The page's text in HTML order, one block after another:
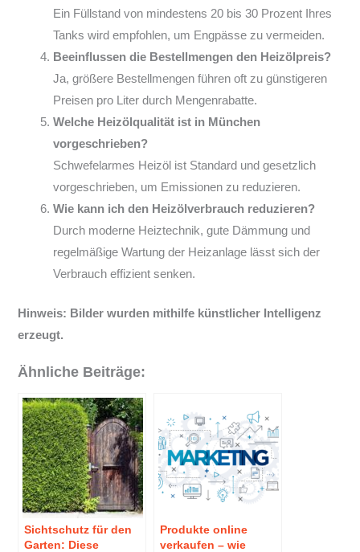
Ein Füllstand von mindestens 20 bis 30 Prozent Ihres
Tanks wird empfohlen, um Engpässe zu vermeiden.
Beeinflussen die Bestellmengen den Heizölpreis?
Ja, größere Bestellmengen führen oft zu günstigeren
Preisen pro Liter durch Mengenrabatte.
Welche Heizölqualität ist in München
vorgeschrieben?
Schwefelarmes Heizöl ist Standard und gesetzlich
vorgeschrieben, um Emissionen zu reduzieren.
Wie kann ich den Heizölverbrauch reduzieren?
Durch moderne Heiztechnik, gute Dämmung und
regelmäßige Wartung der Heizanlage lässt sich der
Verbrauch effizient senken.
Hinweis: Bilder wurden mithilfe künstlicher Intelligenz
erzeugt.
Ähnliche Beiträge:
Sichtschutz für den
Garten: Diese
Produkte online
verkaufen – wie